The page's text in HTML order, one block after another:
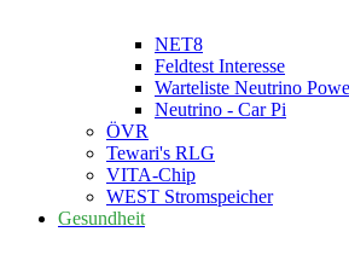
NET8
Feldtest Interesse
Warteliste Neutrino
Neutrino - Car Pi
ÖVR
Tewari's RLG
VITA-Chip
WEST Stromspeicher
Gesundheit